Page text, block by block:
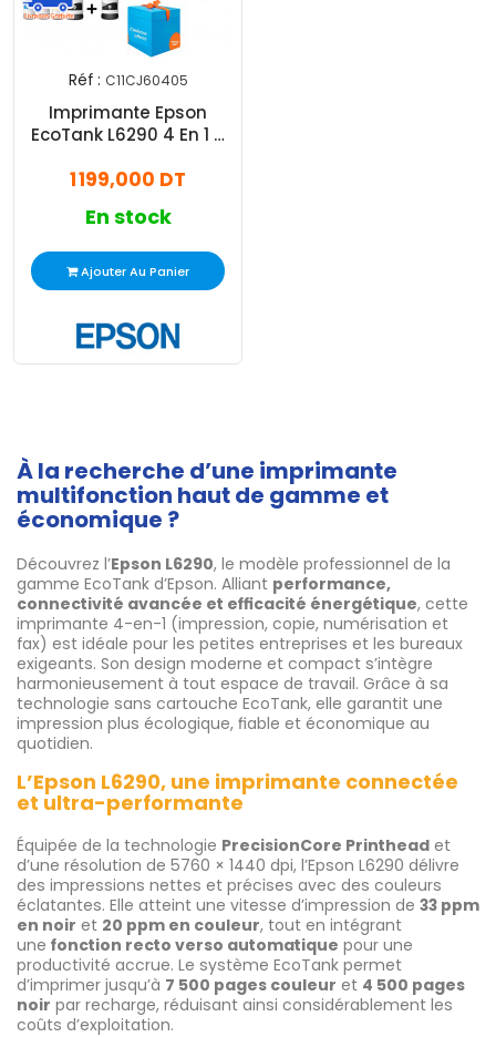
Réf : C11CJ60405
Imprimante Epson
EcoTank L6290 4 En 1 à
(C11CJ60405)
1 199,000 DT
En stock
Ajouter Au Panier
À la recherche d’une imprimante
multifonction haut de gamme et
économique ?
Découvrez l’Epson L6290, le modèle professionnel de la
gamme EcoTank d’Epson. Alliant performance,
connectivité avancée et efficacité énergétique, cette
imprimante 4-en-1 (impression, copie, numérisation et
fax) est idéale pour les petites entreprises et les bureaux
exigeants. Son design moderne et compact s’intègre
harmonieusement à tout espace de travail. Grâce à sa
technologie sans cartouche EcoTank, elle garantit une
impression plus écologique, fiable et économique au
quotidien.
L’Epson L6290, une imprimante connectée
et ultra-performante
Équipée de la technologie PrecisionCore Printhead et
d’une résolution de 5760 × 1440 dpi, l’Epson L6290 délivre
des impressions nettes et précises avec des couleurs
éclatantes. Elle atteint une vitesse d’impression de 33 ppm
en noir et 20 ppm en couleur, tout en intégrant
une fonction recto verso automatique pour une
productivité accrue. Le système EcoTank permet
d’imprimer jusqu’à 7 500 pages couleur et 4 500 pages
noir par recharge, réduisant ainsi considérablement les
coûts d’exploitation.